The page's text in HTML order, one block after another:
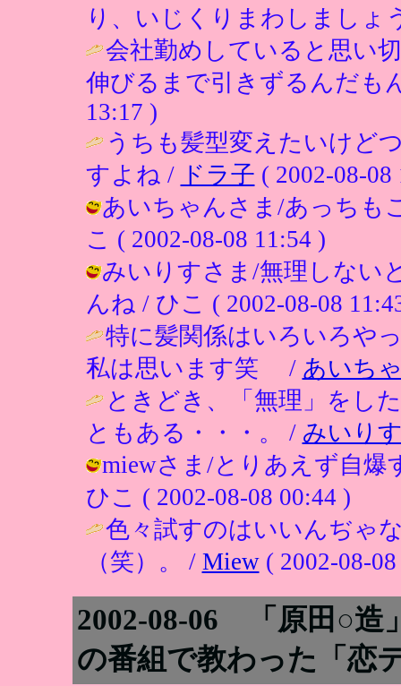
り、いじくりまわしましょ
会社勤めしていると思い
伸びるまで引きずるんだも
13:17 )
うちも髪型変えたいけど
すよね / ドラ子 ( 2002-08-08
あいちゃんさま/あっちも
こ ( 2002-08-08 11:54 )
みいりすさま/無理しない
んね / ひこ ( 2002-08-08
特に髪関係はいろいろや
私は思います笑 / あいち
ときどき、「無理」をし
ともある・・・。 / みいり
miewさま/とりあえず自爆
ひこ ( 2002-08-08 00:44 )
色々試すのはいいんぢゃ
（笑）。 / Miew( 2002-08-08
2002-08-06 「原田○造
の番組で教わった「恋